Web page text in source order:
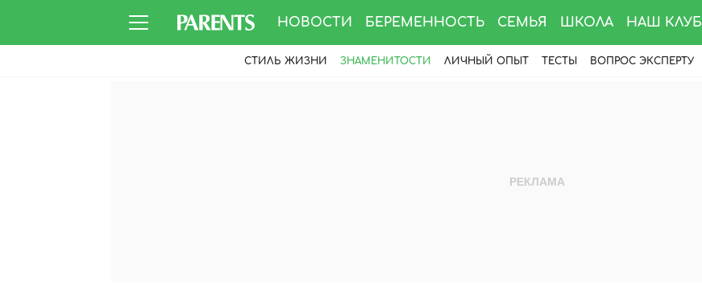
НОВОСТИ БЕРЕМЕННОСТЬ СЕМЬЯ ШКОЛА НАШ КЛУБ
СТИЛЬ ЖИЗНИ ЗНАМЕНИТОСТИ ЛИЧНЫЙ ОПЫТ ТЕСТЫ ВОПРОС ЭКСПЕРТУ